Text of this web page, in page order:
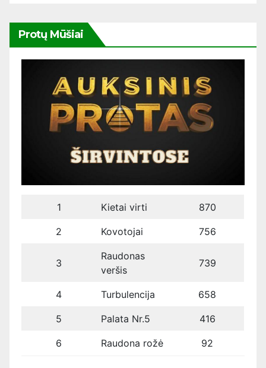
Protų Mūšiai
1 Kietai virti 870
2 Kovotojai 756
3
Raudonas
veršis
739
4 Turbulencija 658
5 Palata Nr.5 416
6 Raudona rožė 92